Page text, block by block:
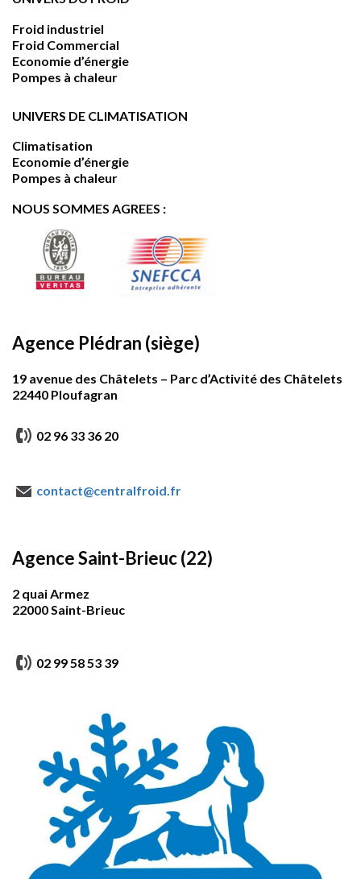
Froid industriel
Froid Commercial
Economie d’énergie
Pompes à chaleur
UNIVERS DE CLIMATISATION
Climatisation
Economie d’énergie
Pompes à chaleur
NOUS SOMMES AGREES :
Agence Plédran (siège)
19 avenue des Châtelets – Parc d’Activité des Châtelets
22440 Ploufagran
02 96 33 36 20
contact@centralfroid.fr
Agence Saint-Brieuc (22)
2 quai Armez
22000 Saint-Brieuc
02 99 58 53 39